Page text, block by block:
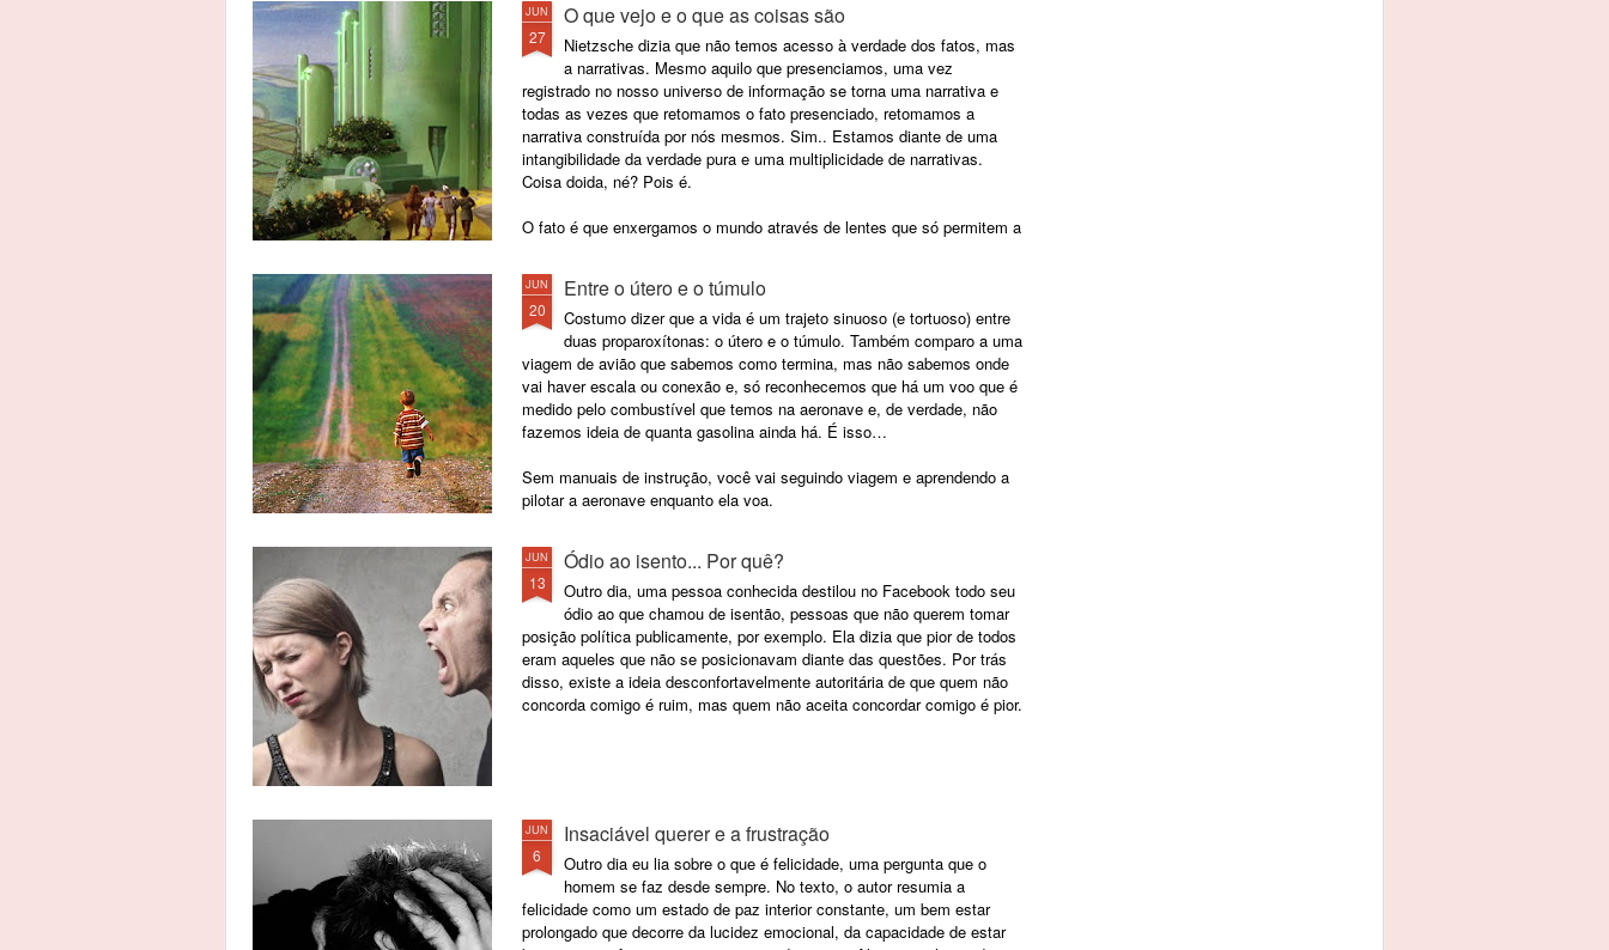
JUN
27
O que vejo e o que as coisas são
Nietzsche dizia que não temos acesso à verdade dos fatos, mas
a narrativas. Mesmo aquilo que presenciamos, uma vez
registrado no nosso universo de informação se torna uma narrativa e
todas as vezes que retomamos o fato presenciado, retomamos a
narrativa construída por nós mesmos. Sim.. Estamos diante de uma
intangibilidade da verdade pura e uma multiplicidade de narrativas.
Coisa doida, né? Pois é.
O fato é que enxergamos o mundo através de lentes que só permitem a
JUN
20
Entre o útero e o túmulo
Costumo dizer que a vida é um trajeto sinuoso (e tortuoso) entre
duas proparoxítonas: o útero e o túmulo. Também comparo a uma
viagem de avião que sabemos como termina, mas não sabemos onde
vai haver escala ou conexão e, só reconhecemos que há um voo que é
medido pelo combustível que temos na aeronave e, de verdade, não
fazemos ideia de quanta gasolina ainda há. É isso…
Sem manuais de instrução, você vai seguindo viagem e aprendendo a
pilotar a aeronave enquanto ela voa.
JUN
13
Ódio ao isento... Por quê?
Outro dia, uma pessoa conhecida destilou no Facebook todo seu
ódio ao que chamou de isentão, pessoas que não querem tomar
posição política publicamente, por exemplo. Ela dizia que pior de todos
eram aqueles que não se posicionavam diante das questões. Por trás
disso, existe a ideia desconfortavelmente autoritária de que quem não
concorda comigo é ruim, mas quem não aceita concordar comigo é pior.
JUN
6
Insaciável querer e a frustração
Outro dia eu lia sobre o que é felicidade, uma pergunta que o
homem se faz desde sempre. No texto, o autor resumia a
felicidade como um estado de paz interior constante, um bem estar
prolongado que decorre da lucidez emocional, da capacidade de estar